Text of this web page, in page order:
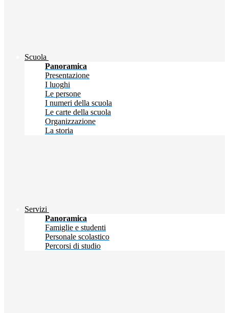
Scuola
Panoramica
Presentazione
I luoghi
Le persone
I numeri della scuola
Le carte della scuola
Organizzazione
La storia
Servizi
Panoramica
Famiglie e studenti
Personale scolastico
Percorsi di studio